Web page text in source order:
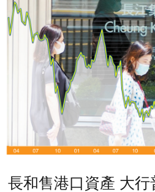
長和售港口資產 大